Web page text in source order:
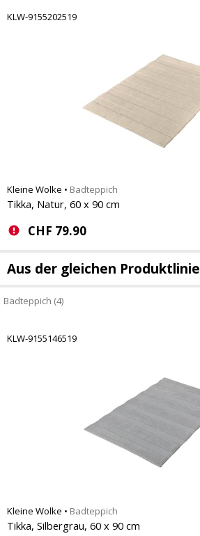
KLW-9155202519
Kleine Wolke • Badteppich
Tikka, Natur, 60 x 90 cm
CHF 79.90
Aus der gleichen Produktlinie
Badteppich (4)
KLW-9155146519
Kleine Wolke • Badteppich
Tikka, Silbergrau, 60 x 90 cm